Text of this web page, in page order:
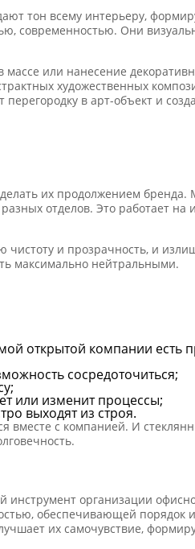
тон всему интерьеру,
современностью. Они
или нанесение
художественных
в арт-объект и
их продолжением бренда.
отделов. Это работает на
и прозрачность, и
максимально нейтральными.
открытой компании есть
сосредоточиться;
или изменит процессы;
выходят из строя.
вместе с компанией. И
инструмент организации
обеспечивающей порядок
их самочувствие,